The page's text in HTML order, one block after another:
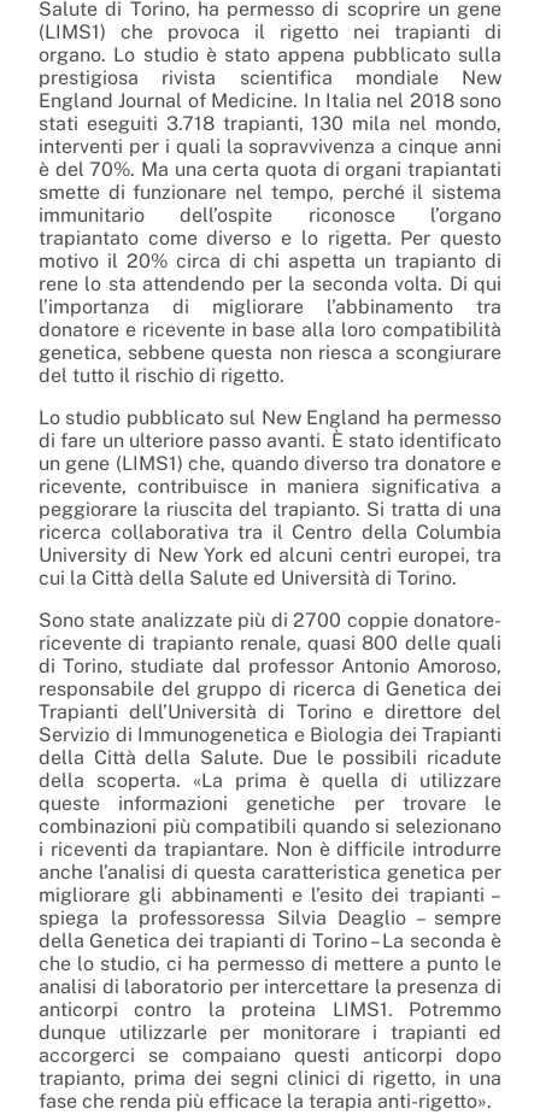
Salute di Torino, ha permesso di scoprire un gene
(LIMS1) che provoca il rigetto nei trapianti di
organo. Lo studio è stato appena pubblicato sulla
prestigiosa rivista scientifica mondiale New
England Journal of Medicine. In Italia nel 2018 sono
stati eseguiti 3.718 trapianti, 130 mila nel mondo,
interventi per i quali la sopravvivenza a cinque anni
è del 70%. Ma una certa quota di organi trapiantati
smette di funzionare nel tempo, perché il sistema
immunitario dell’ospite riconosce l’organo
trapiantato come diverso e lo rigetta. Per questo
motivo il 20% circa di chi aspetta un trapianto di
rene lo sta attendendo per la seconda volta. Di qui
l’importanza di migliorare l’abbinamento tra
donatore e ricevente in base alla loro compatibilità
genetica, sebbene questa non riesca a scongiurare
del tutto il rischio di rigetto.
Lo studio pubblicato sul New England ha permesso
di fare un ulteriore passo avanti. È stato identificato
un gene (LIMS1) che, quando diverso tra donatore e
ricevente, contribuisce in maniera significativa a
peggiorare la riuscita del trapianto. Si tratta di una
ricerca collaborativa tra il Centro della Columbia
University di New York ed alcuni centri europei, tra
cui la Città della Salute ed Università di Torino.
Sono state analizzate più di 2700 coppie donatore-
ricevente di trapianto renale, quasi 800 delle quali
di Torino, studiate dal professor Antonio Amoroso,
responsabile del gruppo di ricerca di Genetica dei
Trapianti dell’Università di Torino e direttore del
Servizio di Immunogenetica e Biologia dei Trapianti
della Città della Salute. Due le possibili ricadute
della scoperta. «La prima è quella di utilizzare
queste informazioni genetiche per trovare le
combinazioni più compatibili quando si selezionano
i riceventi da trapiantare. Non è difficile introdurre
anche l’analisi di questa caratteristica genetica per
migliorare gli abbinamenti e l’esito dei trapianti –
spiega la professoressa Silvia Deaglio – sempre
della Genetica dei trapianti di Torino – La seconda è
che lo studio, ci ha permesso di mettere a punto le
analisi di laboratorio per intercettare la presenza di
anticorpi contro la proteina LIMS1. Potremmo
dunque utilizzarle per monitorare i trapianti ed
accorgerci se compaiano questi anticorpi dopo
trapianto, prima dei segni clinici di rigetto, in una
fase che renda più efficace la terapia anti-rigetto».